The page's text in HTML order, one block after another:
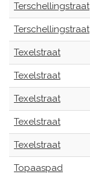
Terschellingstraat
Terschellingstraat
Texelstraat
Texelstraat
Texelstraat
Texelstraat
Texelstraat
Topaaspad